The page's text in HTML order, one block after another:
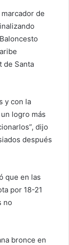
de
de Santa
y con la
logro más
dijo
después
que en las
por 18-21
no
bronce en